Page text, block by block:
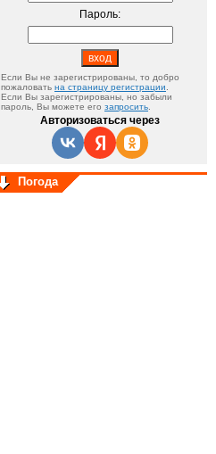
Пароль:
Если Вы не зарегистрированы, то добро
пожаловать на страницу регистрации
Если Вы зарегистрированы, но забыли
пароль, Вы можете его запросить
Авторизоваться через
Погода